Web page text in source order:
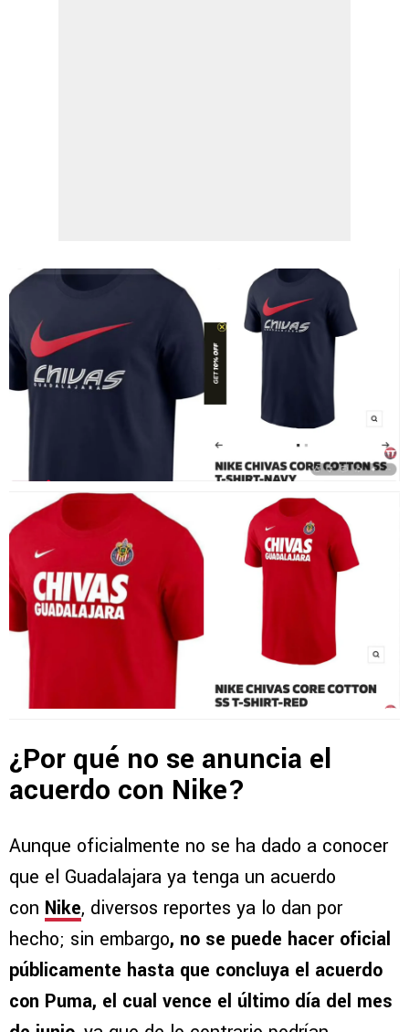
¿Por qué no se anuncia el
acuerdo con Nike?
Aunque oficialmente no se ha dado a conocer
que el Guadalajara ya tenga un acuerdo
con Nike, diversos reportes ya lo dan por
hecho; sin embargo, no se puede hacer oficial
públicamente hasta que concluya el acuerdo
con Puma, el cual vence el último día del mes